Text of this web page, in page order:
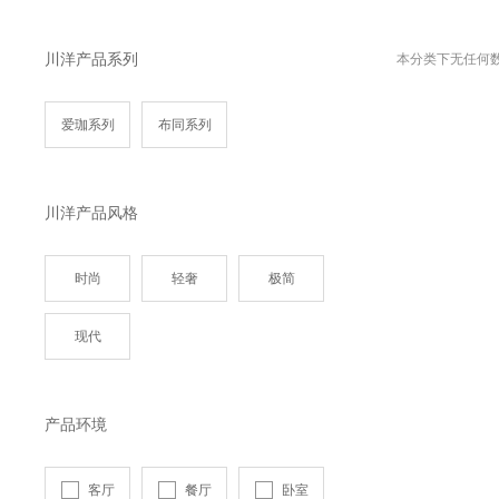
川洋产品系列
爱珈系列 布同系列
川洋产品风格
时尚 轻奢 极简
现代
产品环境
客厅 餐厅 卧室
本分类下无任何